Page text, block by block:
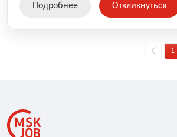
Подробнее Откликнуться
1